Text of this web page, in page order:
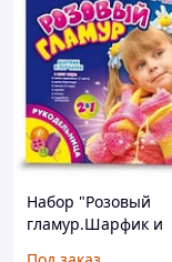
Набор "Розовый
гламур.Шарфик и